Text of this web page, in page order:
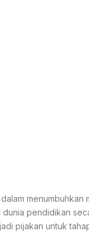
menumbuhkan
pendidikan
pijakan untuk